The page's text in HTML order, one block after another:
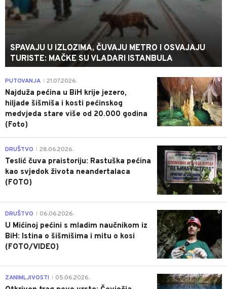
SPAVAJU U IZLOZIMA, ČUVAJU METRO I OSVAJAJU
TURISTE: MAČKE SU VLADARI ISTANBULA
0
PUTOVANJA 21.07.2026.
Najduža pećina u BiH krije jezero,
hiljade šišmiša i kosti pećinskog
medvjeda stare više od 20.000 godina
(Foto)
0
DRUŠTVO 28.06.2026.
Teslić čuva praistoriju: Rastuška pećina
kao svjedok života neandertalaca
(FOTO)
0
DRUŠTVO 06.06.2026.
U Mićinoj pećini s mladim naučnikom iz
BiH: Istina o šišmišima i mitu o kosi
(FOTO/VIDEO)
0
ZANIMLJIVOSTI 05.06.2026.